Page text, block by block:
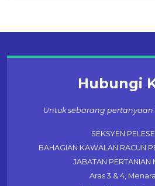
Hubungi
Untuk sebarang pertanyaan
SEKSYEN
BAHAGIAN KAWALAN RACUN
JABATAN PERTANIAN
Aras 3 & 4,